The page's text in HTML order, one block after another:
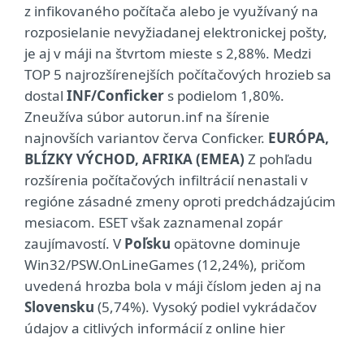
z infikovaného počítača alebo je využívaný na
rozposielanie nevyžiadanej elektronickej pošty,
je aj v máji na štvrtom mieste s 2,88%. Medzi
TOP 5 najrozšírenejších počítačových hrozieb sa
dostal INF/Conficker s podielom 1,80%.
Zneužíva súbor autorun.inf na šírenie
najnovších variantov červa Conficker. EURÓPA,
BLÍZKY VÝCHOD, AFRIKA (EMEA) Z pohľadu
rozšírenia počítačových infiltrácií nenastali v
regióne zásadné zmeny oproti predchádzajúcim
mesiacom. ESET však zaznamenal zopár
zaujímavostí. V Poľsku opätovne dominuje
Win32/PSW.OnLineGames (12,24%), pričom
uvedená hrozba bola v máji číslom jeden aj na
Slovensku (5,74%). Vysoký podiel vykrádačov
údajov a citlivých informácií z online hier